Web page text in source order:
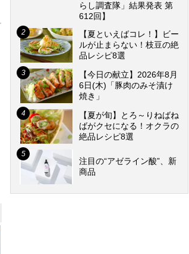
らし調査隊」結果発表 第
612回】
【夏といえばコレ！】ビー
ルが止まらない！枝豆の絶
品レシピ8選
【今日の献立】2026年8月
6日(木)「豚肉のみそ漬け
焼き」
【夏が旬】とろ～りねばね
ばがクセになる！オクラの
絶品レシピ8選
注目の“アゼライン酸”、新
商品